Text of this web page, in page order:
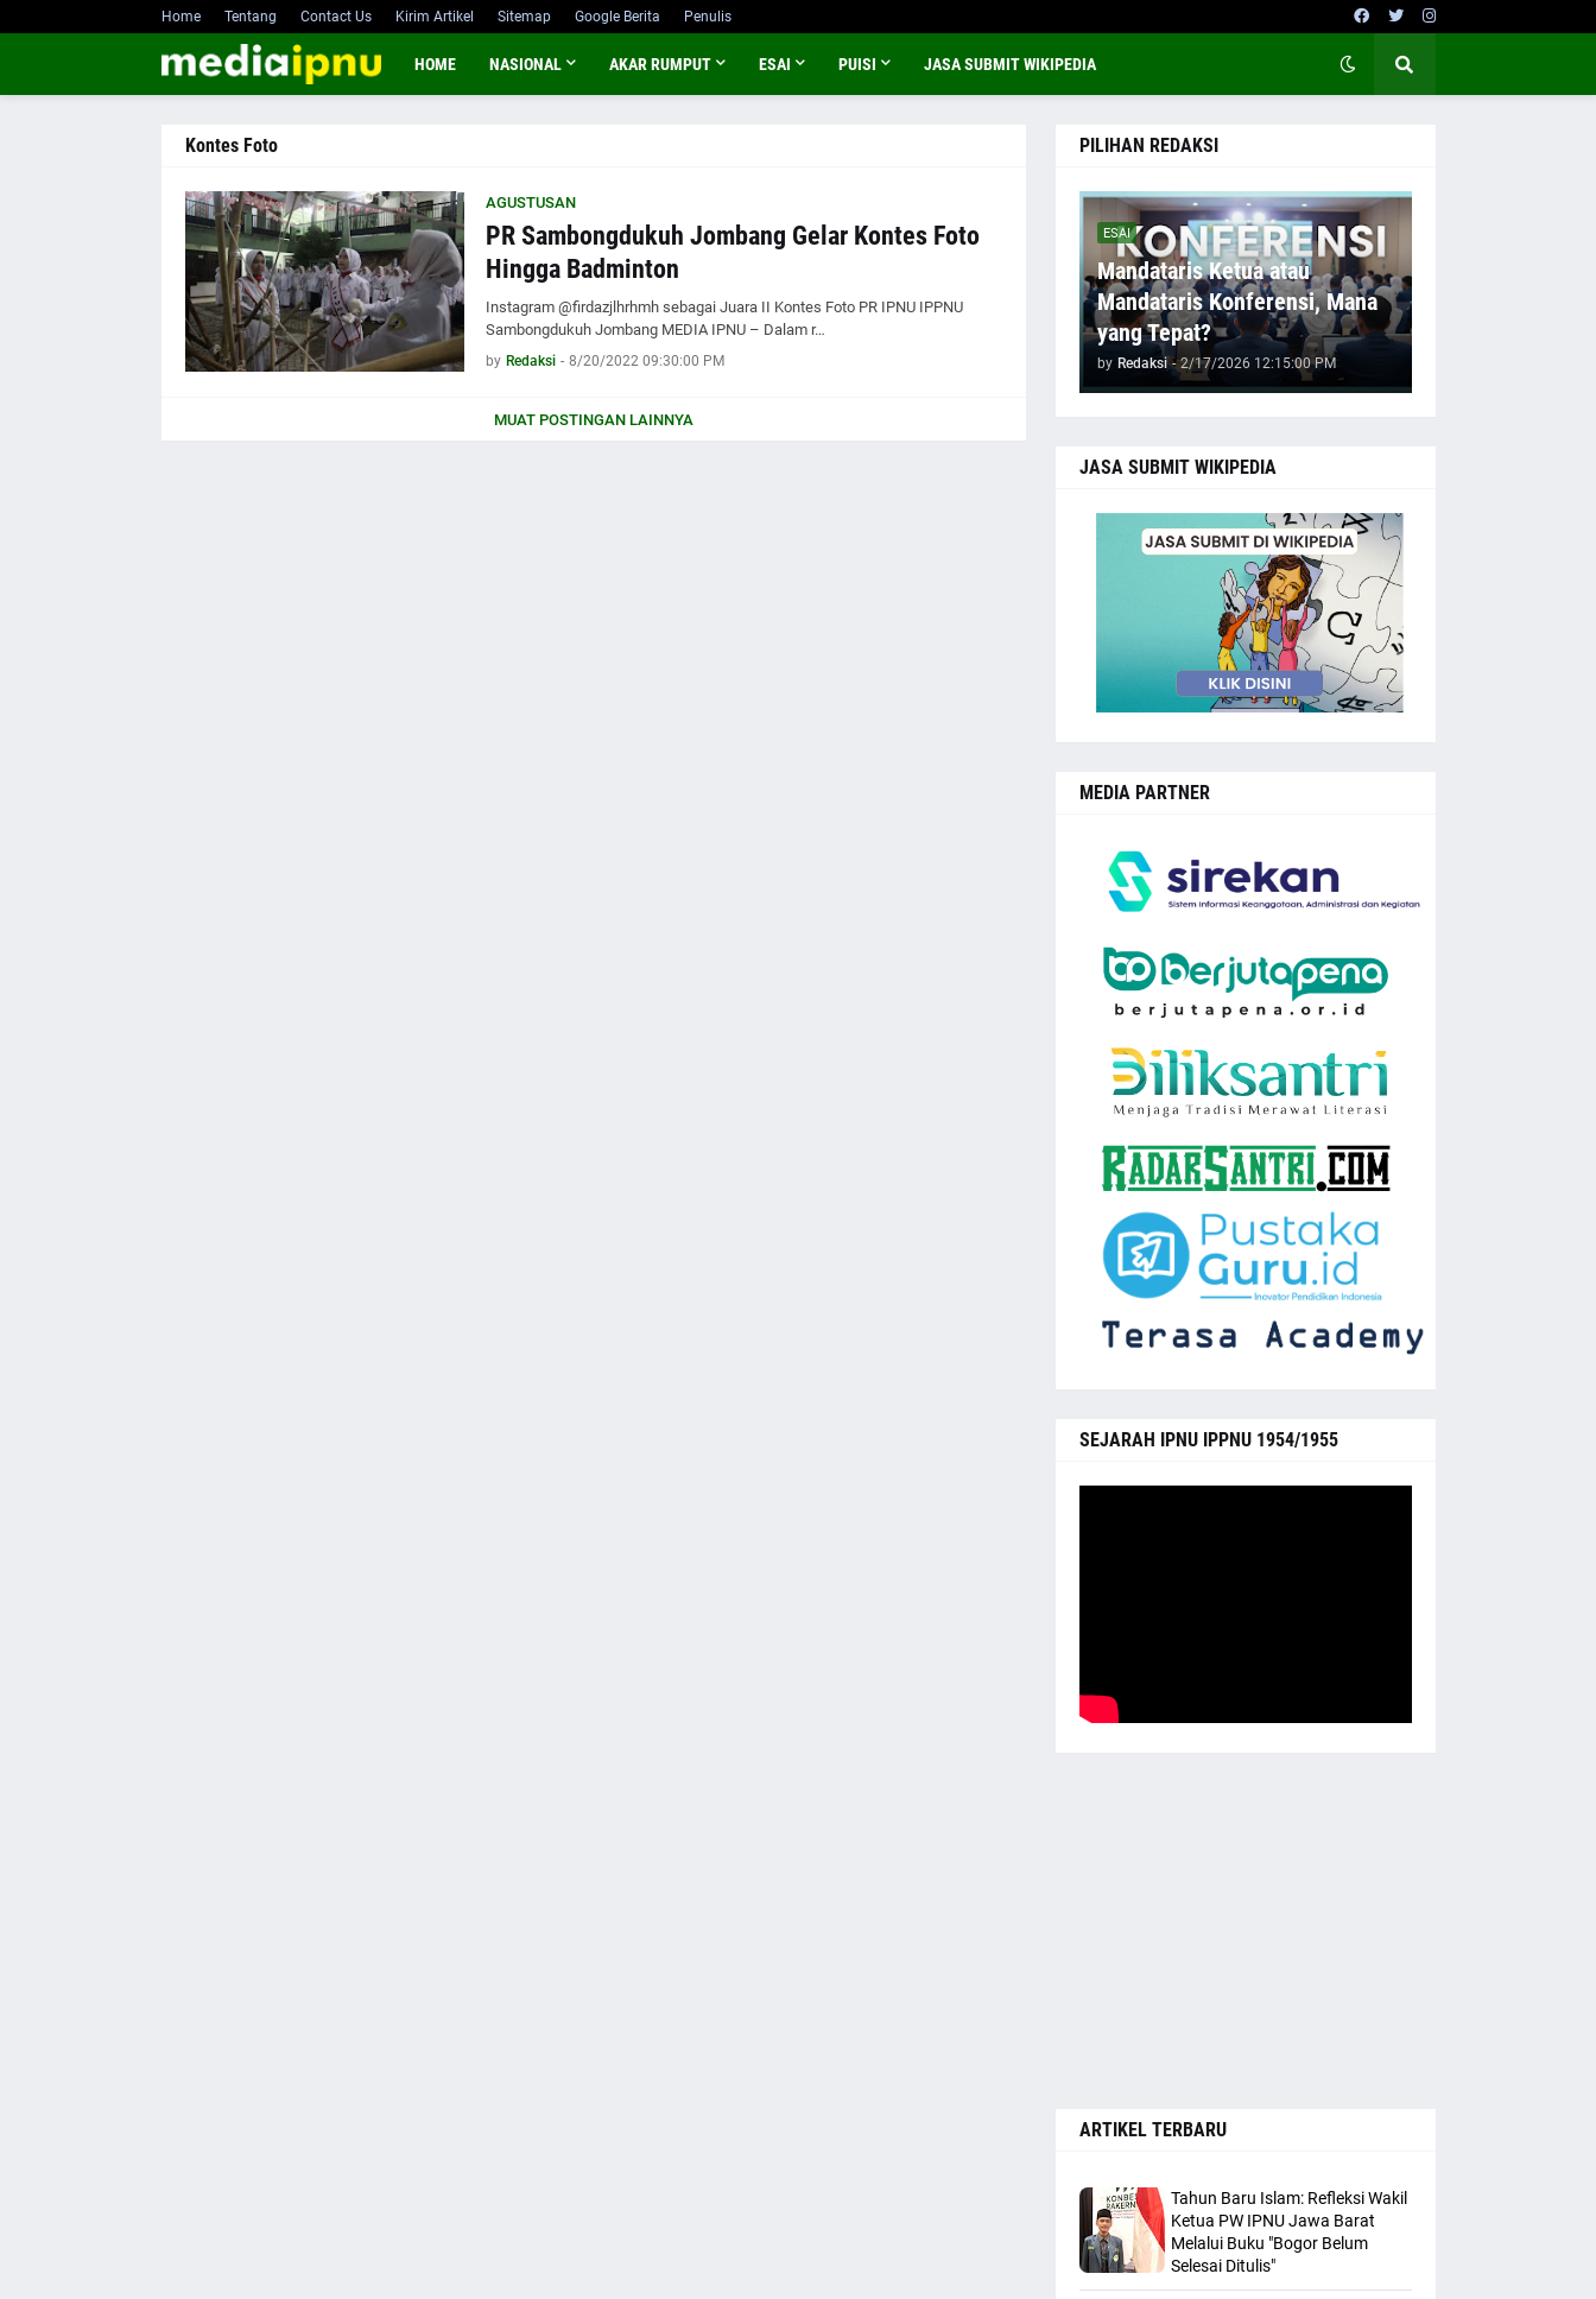
Home Tentang Contact Us Kirim Artikel Sitemap Google Berita Penulis
HOME NASIONAL AKAR RUMPUT ESAI PUISI JASA SUBMIT WIKIPEDIA
Kontes Foto
AGUSTUSAN
PR Sambongdukuh Jombang Gelar Kontes Foto
Hingga Badminton
Instagram @firdazjlhrhmh sebagai Juara II Kontes Foto PR IPNU IPPNU
Sambongdukuh Jombang MEDIA IPNU – Dalam r…
by Redaksi - 8/20/2022 09:30:00 PM
MUAT POSTINGAN LAINNYA
PILIHAN REDAKSI
ESAI
Mandataris Ketua atau
Mandataris Konferensi, Mana
yang Tepat?
by Redaksi - 2/17/2026 12:15:00 PM
JASA SUBMIT WIKIPEDIA
MEDIA PARTNER
SEJARAH IPNU IPPNU 1954/1955
ARTIKEL TERBARU
Tahun Baru Islam: Refleksi Wakil
Ketua PW IPNU Jawa Barat
Melalui Buku "Bogor Belum
Selesai Ditulis"